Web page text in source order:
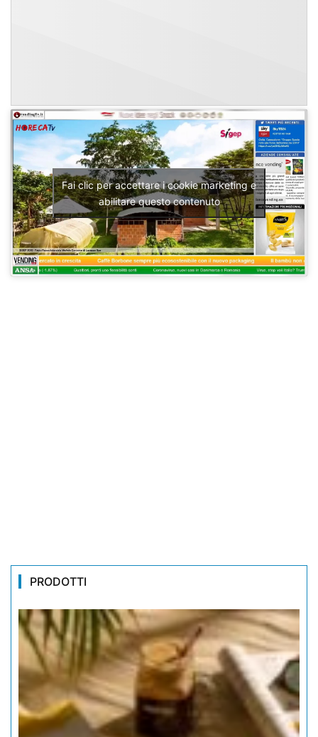
Fai clic per accettare i cookie marketing e
abilitare questo contenuto
PRODOTTI